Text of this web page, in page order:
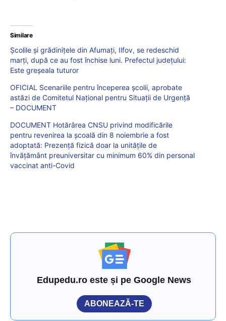
Similare
Școlile și grădinițele din Afumați, Ilfov, se redeschid
marți, după ce au fost închise luni. Prefectul județului:
Este greșeala tuturor
OFICIAL Scenariile pentru începerea școlii, aprobate
astăzi de Comitetul Național pentru Situații de Urgență
– DOCUMENT
DOCUMENT Hotărârea CNSU privind modificările
pentru revenirea la școală din 8 noiembrie a fost
adoptată: Prezență fizică doar la unitățile de
învățământ preuniversitar cu minimum 60% din personal
vaccinat anti-Covid
Edupedu.ro este și pe Google News
ABONEAZĂ-TE